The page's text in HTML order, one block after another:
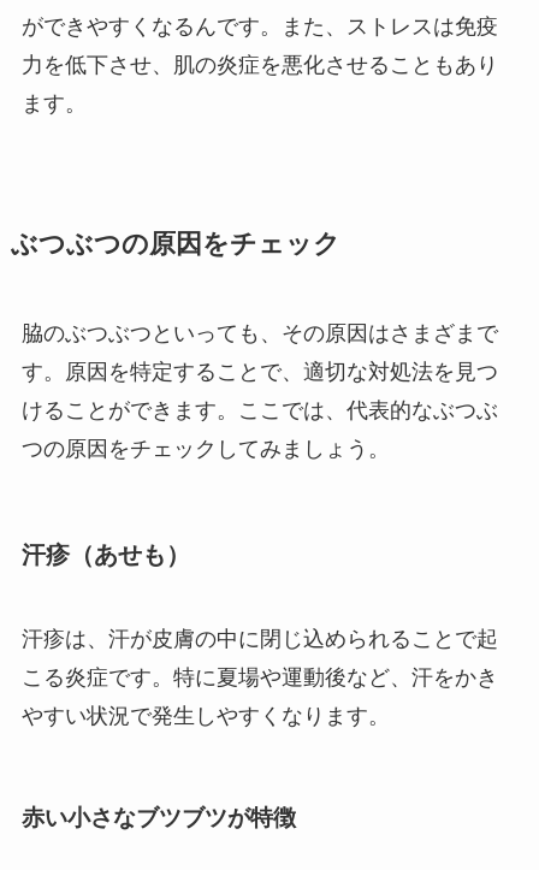
ができやすくなるんです。また、ストレスは免疫
力を低下させ、肌の炎症を悪化させることもあり
ます。
ぶつぶつの原因をチェック
脇のぶつぶつといっても、その原因はさまざまで
す。原因を特定することで、適切な対処法を見つ
けることができます。ここでは、代表的なぶつぶ
つの原因をチェックしてみましょう。
汗疹（あせも）
汗疹は、汗が皮膚の中に閉じ込められることで起
こる炎症です。特に夏場や運動後など、汗をかき
やすい状況で発生しやすくなります。
赤い小さなブツブツが特徴